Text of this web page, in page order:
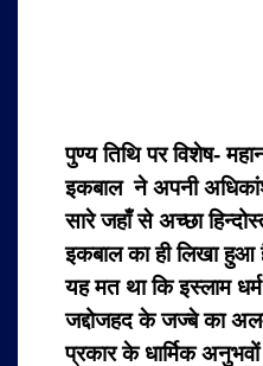
पुण्य तिथि पर विशेष-
इकबाल ने अपनी
सारे जहाँ से अच्छा
इकबाल का ही लिखा हुआ
यह मत था कि इस्लाम
जद्दोजहद के जज्बे का
प्रकार के धार्मिक